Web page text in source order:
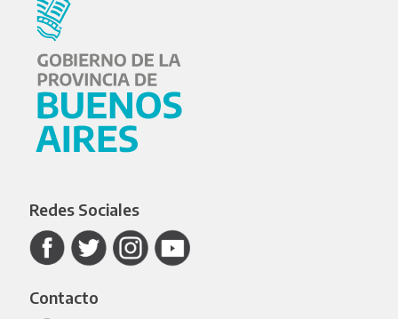
Redes Sociales
Contacto